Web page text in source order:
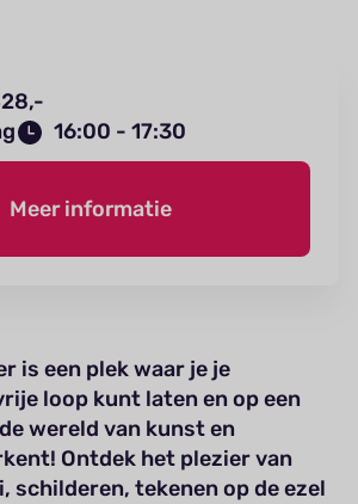
16:00 - 17:30
Meer informatie
is een plek waar je je
loop kunt laten en op een
wereld van kunst en
Ontdek het plezier van
schilderen, tekenen op de ezel